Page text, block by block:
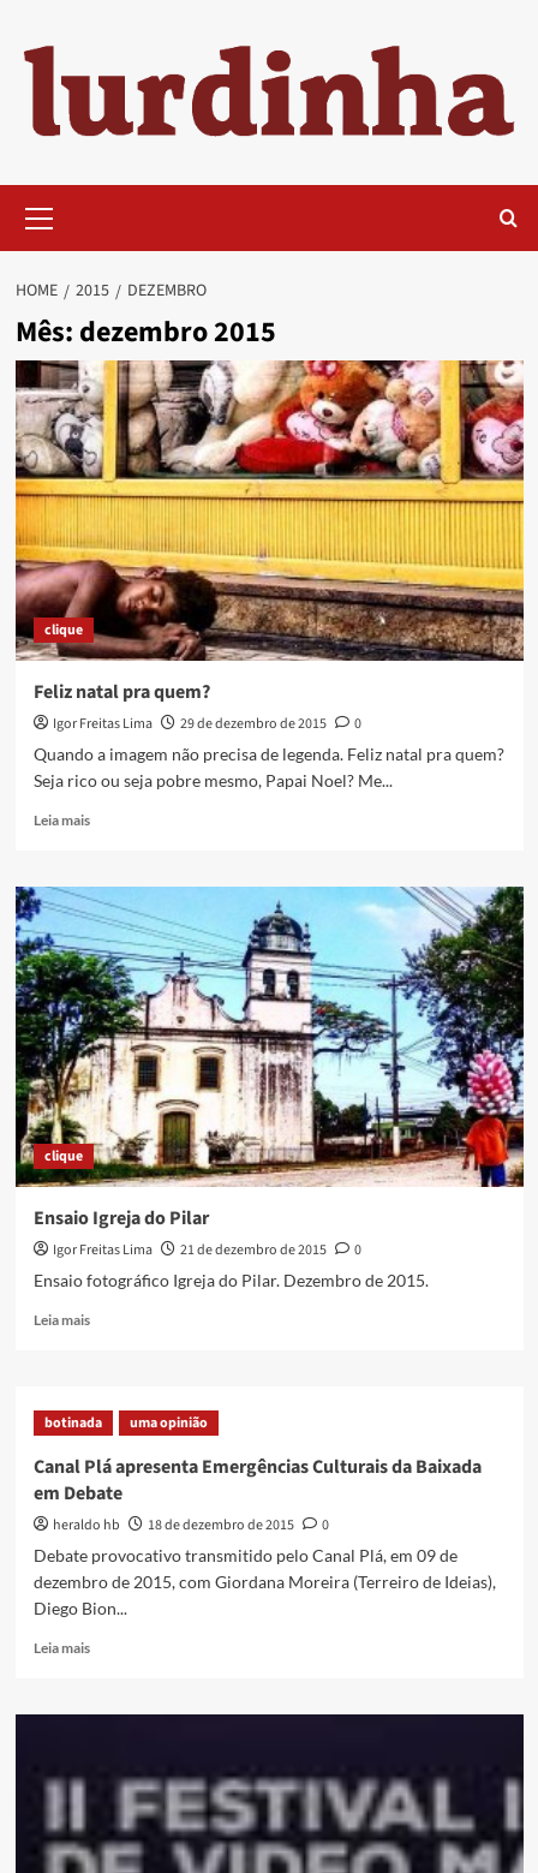
content
Menu
HOME 2015 DEZEMBRO
Mês: dezembro 2015
clique
Feliz natal pra quem?
Igor Freitas Lima 29 de dezembro de 2015
0
Quando a imagem não precisa de legenda. Feliz natal pra quem?
Seja rico ou seja pobre mesmo, Papai Noel? Me...
Leia maisRead
Feliz
natal
pra
quem?
clique
Ensaio Igreja do Pilar
Igor Freitas Lima 21 de dezembro de 2015
0
Ensaio fotográfico Igreja do Pilar. Dezembro de 2015.
Leia maisRead
Igreja
do
botinada uma opinião
Canal Plá apresenta Emergências Culturais da Baixada
em Debate
heraldo hb 18 de dezembro de 2015
0
Debate provocativo transmitido pelo Canal Plá, em 09 de
dezembro de 2015, com Giordana Moreira (Terreiro de Ideias),
Diego Bion...
Leia maisRead
Canal
Emergências
Culturais
Baixada